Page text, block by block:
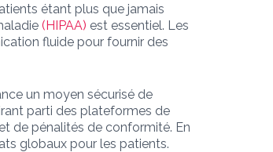
étant plus que jamais
(HIPAA) est essentiel. Les
fluide pour fournir des
un moyen sécurisé de
parti des plateformes de
de pénalités de conformité. En
globaux pour les patients.